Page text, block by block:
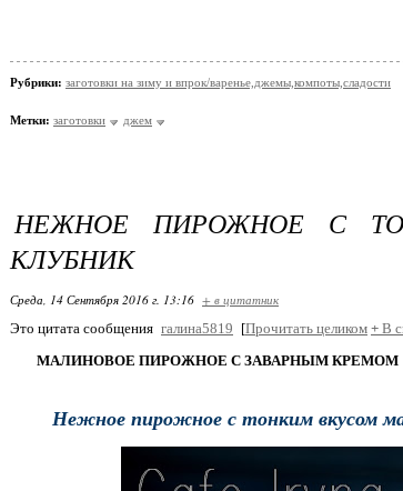
Рубрики: заготовки на зиму и впрок/варенье,джемы,компоты,сладости
Метки: заготовки джем
НЕЖНОЕ ПИРОЖНОЕ С
КЛУБНИК
Среда, 14 Сентября 2016 г. 13:16 + в цитатник
Это цитата сообщения галина5819 [Прочитать целиком + В
МАЛИНОВОЕ ПИРОЖНОЕ С ЗАВАРНЫМ КРЕМОМ
Нежное пирожное с тонким вкусом